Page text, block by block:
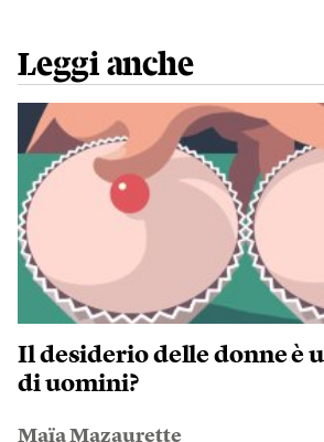
Leggi anche
Il desiderio delle donne è
di uomini?
Maïa Mazaurette